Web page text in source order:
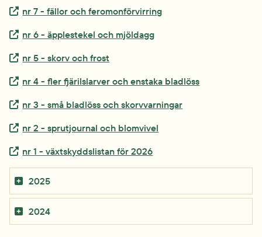
Extern länk.
nr 7 - fällor och feromonförvirring
Extern länk.
nr 6 - äpplestekel och mjöldagg
Extern länk.
nr 5 - skorv och frost
Extern länk.
nr 4 - fler fjärilslarver och enstaka bladlöss
Extern länk.
nr 3 - små bladlöss och skorvvarningar
Extern länk.
nr 2 - sprutjournal och blomvivel
Extern länk.
nr 1 - växtskyddslistan för 2026
2025
2024